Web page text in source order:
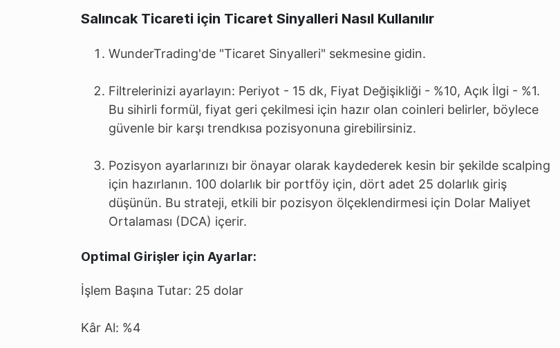
Salıncak Ticareti için Ticaret Sinyalleri Nasıl Kullanılır
WunderTrading'de "Ticaret Sinyalleri" sekmesine gidin.
Filtrelerinizi ayarlayın: Periyot - 15 dk, Fiyat Değişikliği - %10, Açık İlgi - %1.
Bu sihirli formül, fiyat geri çekilmesi için hazır olan coinleri belirler, böylece
güvenle bir karşı trendkısa pozisyonuna girebilirsiniz.
Pozisyon ayarlarınızı bir önayar olarak kaydederek kesin bir şekilde scalping
için hazırlanın. 100 dolarlık bir portföy için, dört adet 25 dolarlık giriş
düşünün. Bu strateji, etkili bir pozisyon ölçeklendirmesi için Dolar Maliyet
Ortalaması (DCA) içerir.
Optimal Girişler için Ayarlar:
İşlem Başına Tutar: 25 dolar
Kâr Al: %4